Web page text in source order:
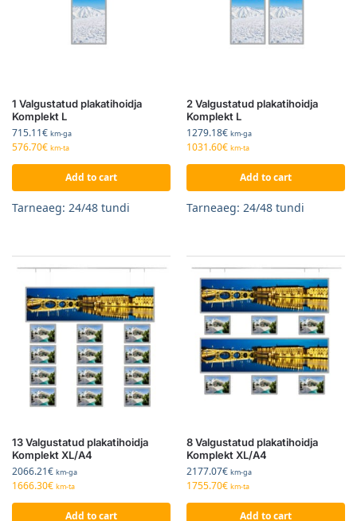
1 Valgustatud plakatihoidja
Komplekt L
715.11€ km-ga
576.70€ km-ta
Add to cart
Tarneaeg: 24/48 tundi
2 Valgustatud plakatihoidja
Komplekt L
1279.18€ km-ga
1031.60€ km-ta
Add to cart
Tarneaeg: 24/48 tundi
13 Valgustatud plakatihoidja
Komplekt XL/A4
2066.21€ km-ga
1666.30€ km-ta
Add to cart
8 Valgustatud plakatihoidja
Komplekt XL/A4
2177.07€ km-ga
1755.70€ km-ta
Add to cart